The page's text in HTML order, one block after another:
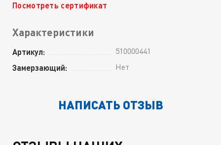
Посмотреть сертификат
Характеристики
Артикул: 510000441
Замерзающий: Нет
НАПИСАТЬ ОТЗЫВ